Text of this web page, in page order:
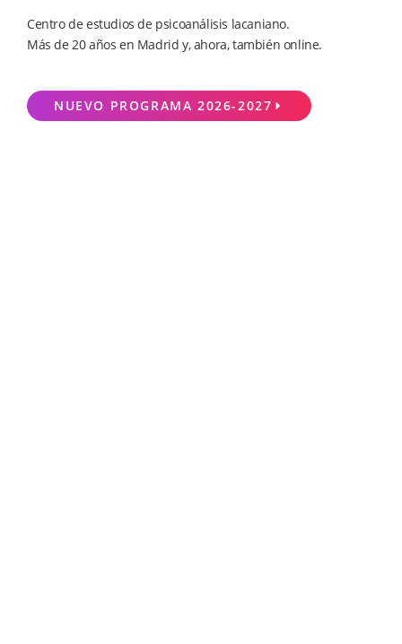
Centro de estudios de psicoanálisis lacaniano.
Más de 20 años en Madrid y, ahora, también online.
NUEVO PROGRAMA 2026-2027